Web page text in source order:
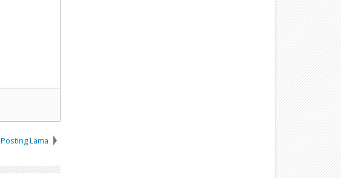
Posting Lama